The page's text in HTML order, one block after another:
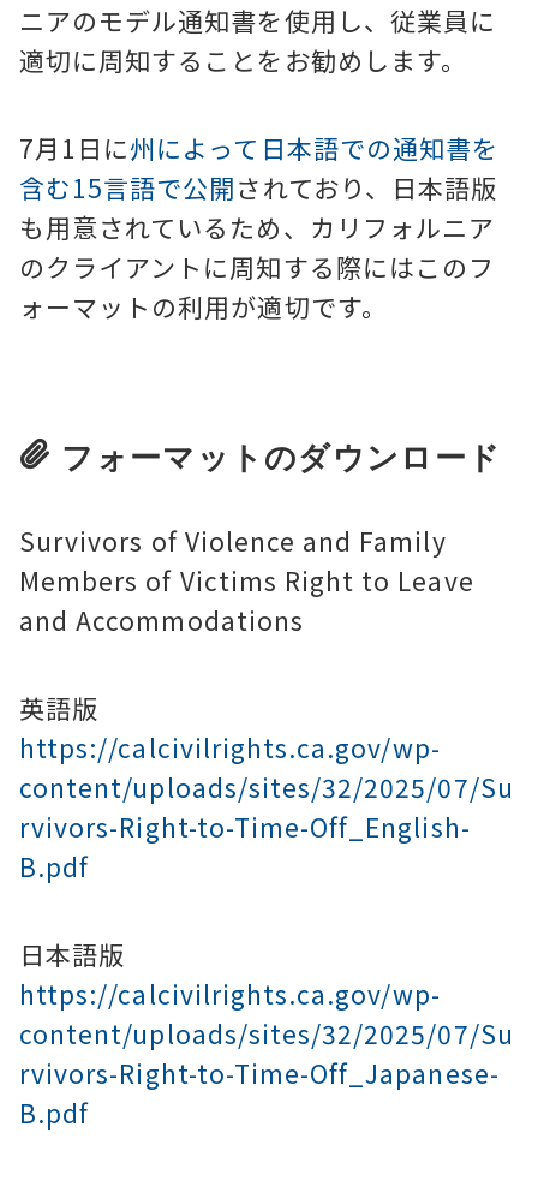
ニアのモデル通知書を使用し、従業員に
適切に周知することをお勧めします。
7月1日に州によって日本語での通知書を
含む15言語で公開されており、日本語版
も用意されているため、カリフォルニア
のクライアントに周知する際にはこのフ
ォーマットの利用が適切です。
フォーマットのダウンロード
Survivors of Violence and Family
Members of Victims Right to Leave
and Accommodations
英語版
https://calcivilrights.ca.gov/wp-
content/uploads/sites/32/2025/07/Su
rvivors-Right-to-Time-Off_English-
B.pdf
日本語版
https://calcivilrights.ca.gov/wp-
content/uploads/sites/32/2025/07/Su
rvivors-Right-to-Time-Off_Japanese-
B.pdf